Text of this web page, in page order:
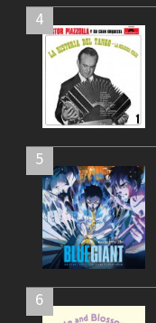
4
5
6